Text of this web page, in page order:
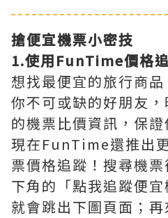
搶便宜機票小密技
1.使用FunTime價格
想找最便宜的旅行商
你不可或缺的好朋友
的機票比價資訊，保證
現在FunTime還推出
票價格追蹤！搜尋機
下角的「點我追蹤便宜
就會跳出下圖頁面；